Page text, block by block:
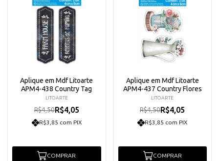
Aplique em Mdf Litoarte
APM4-438 Country Tag
LITOARTE
R$4,50R$4,05
R$3,85 com PIX
COMPRAR
Aplique em Mdf Litoarte
APM4-437 Country Flores
LITOARTE
R$4,50R$4,05
R$3,85 com PIX
COMPRAR